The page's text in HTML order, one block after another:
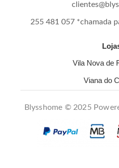
255 481 057 *chamada
Vila Nova de
Viana do
Blysshome © 2025